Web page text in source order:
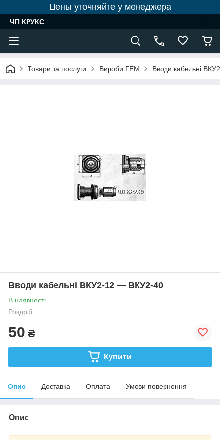
Цены уточняйте у менеджера
ЧП КРУКС
Товари та послуги Вироби ГЕМ Вводи кабельні
Вводи кабельні ВКУ2-12 — ВКУ2-40
В наявності
Роздріб
50 ₴
Купити
Опис Доставка Оплата Умови повернення
Опис